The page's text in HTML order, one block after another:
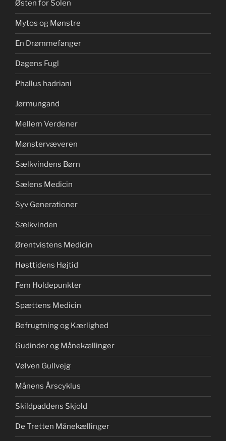
Østen for Solen
Mytos og Mønstre
En Drømmefanger
Dagens Fugl
Phallus hadriani
Jørmungand
Mellem Verdener
Mønstervæveren
Sælkvindens Børn
Sælens Medicin
Syv Generationer
Sælkvinden
Ørentvistens Medicin
Høsttidens Højtid
Fem Holdepunkter
Spættens Medicin
Befrugtning og Kærlighed
Gudinder og Månekællinger
Vølven Gullvejg
Månens Årscyklus
Skildpaddens Skjold
De Tretten Månekællinger